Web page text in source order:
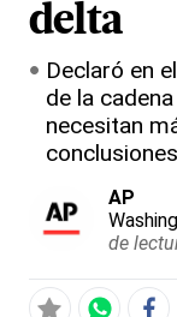
delta
Declaró en
de la
necesitan
AP
de